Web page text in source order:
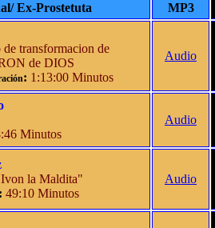
Ex-Prostetuta
MP3
transformacion de
de DIOS
: 1:13:00 Minutos
Audio
Minutos
Audio
la Maldita"
: 49:10 Minutos
Audio